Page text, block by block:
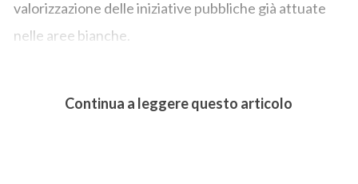
valorizzazione delle iniziative pubbliche già attuate
nelle aree bianche.
Continua a leggere questo articolo